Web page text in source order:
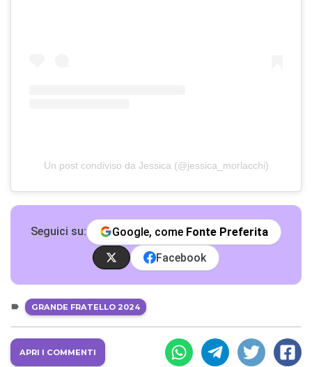
Un post condiviso da Jessica (@jessica_morlacchi)
Seguici su: Google, come Fonte Preferita
Facebook
GRANDE FRATELLO 2024
APRI I COMMENTI